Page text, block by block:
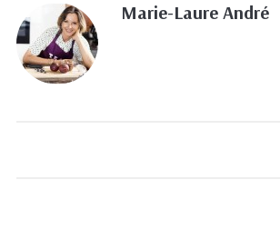
Marie-Laure André